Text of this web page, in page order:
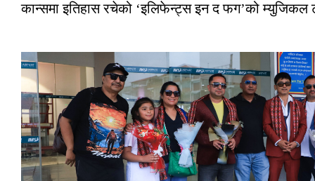
कान्समा इतिहास रचेको ‘इलिफेन्ट्स इन द फग’को म्युजिकल